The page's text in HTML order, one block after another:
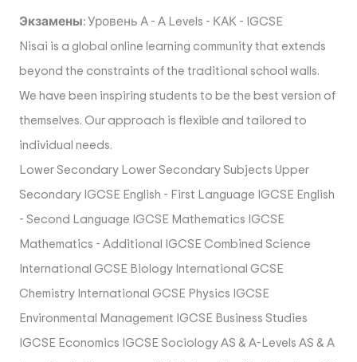
Экзамены: Уровень А - A Levels - КАК - IGCSE
Nisai is a global online learning community that extends
beyond the constraints of the traditional school walls.
We have been inspiring students to be the best version of
themselves. Our approach is flexible and tailored to
individual needs.
Lower Secondary Lower Secondary Subjects Upper
Secondary IGCSE English - First Language IGCSE English
- Second Language IGCSE Mathematics IGCSE
Mathematics - Additional IGCSE Combined Science
International GCSE Biology International GCSE
Chemistry International GCSE Physics IGCSE
Environmental Management IGCSE Business Studies
IGCSE Economics IGCSE Sociology AS & A-Levels AS & A